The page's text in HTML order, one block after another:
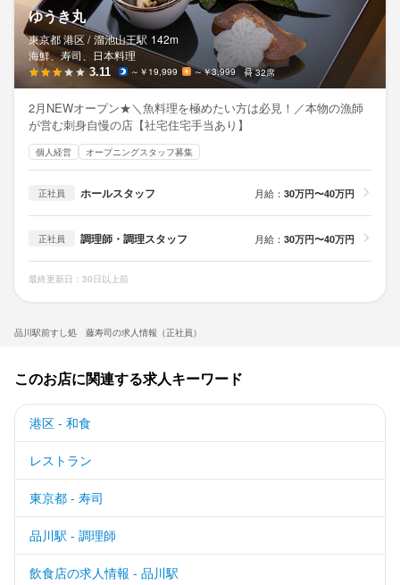
品川駅前すし処 藤寿司の求人情報（正社員）
ゆうき丸
東京都 港区 / 溜池山王駅 142m
海鮮、寿司、日本料理
3.11 ～￥19,999 ～￥3,999 32席
2月NEWオープン★＼魚料理を極めたい方は必見！／本物の漁師
が営む刺身自慢の店【社宅住宅手当あり】
個人経営 オープニングスタッフ募集
正社員 ホールスタッフ 月給： 30万円〜40万円
正社員 調理師・調理スタッフ 月給： 30万円〜40万円
最終更新日：30日以上前
このお店に関連する求人キーワード
港区 - 和食
レストラン
東京都 - 寿司
品川駅 - 調理師
飲食店の求人情報 - 品川駅